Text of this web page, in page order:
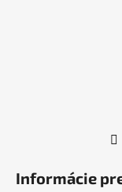
Informácie